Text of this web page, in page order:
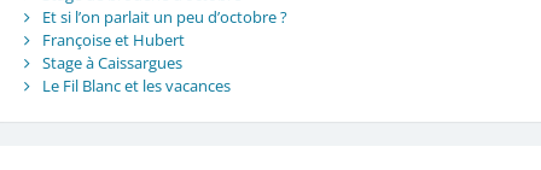
Et si l’on parlait un peu d’octobre ?
Françoise et Hubert
Stage à Caissargues
Le Fil Blanc et les vacances